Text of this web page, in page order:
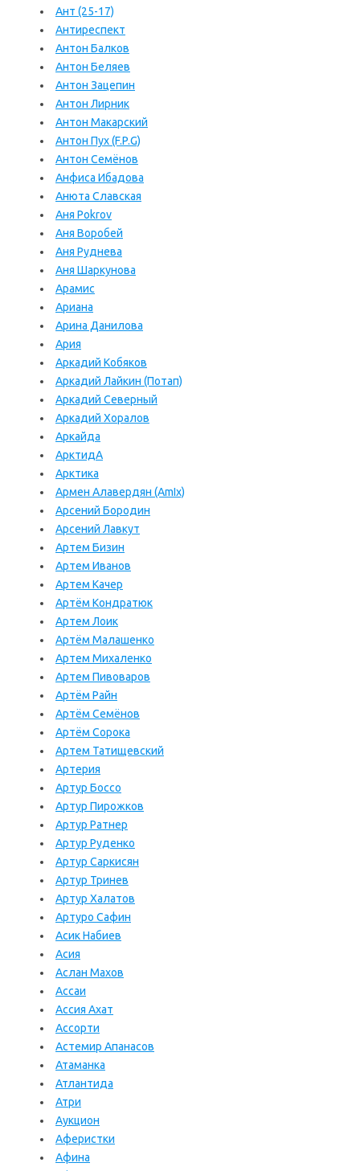
Ант (25-17)
Антиреспект
Антон Балков
Антон Беляев
Антон Зацепин
Антон Лирник
Антон Макарский
Антон Пух (F.P.G)
Антон Семёнов
Анфиса Ибадова
Анюта Славская
Аня Pokrov
Аня Воробей
Аня Руднева
Аня Шаркунова
Арамис
Ариана
Арина Данилова
Ария
Аркадий Кобяков
Аркадий Лайкин (Потап)
Аркадий Северный
Аркадий Хоралов
Аркайда
АрктидА
Арктика
Армен Алавердян (AmIx)
Арсений Бородин
Арсений Лавкут
Артем Бизин
Артем Иванов
Артем Качер
Артём Кондратюк
Артем Лоик
Артём Малашенко
Артем Михаленко
Артем Пивоваров
Артём Райн
Артём Семёнов
Артём Сорока
Артем Татищевский
Артерия
Артур Боссо
Артур Пирожков
Артур Ратнер
Артур Руденко
Артур Саркисян
Артур Тринев
Артур Халатов
Артуро Сафин
Асик Набиев
Асия
Аслан Махов
Ассаи
Ассия Ахат
Ассорти
Астемир Апанасов
Атаманка
Атлантида
Атри
Аукцион
Аферистки
Афина